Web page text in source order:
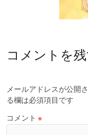
コメントを
メールアドレスが公開
る欄は必須項目です
コメント※